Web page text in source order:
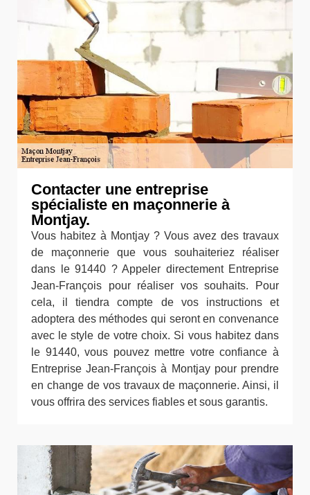
Contacter une entreprise
spécialiste en maçonnerie à
Montjay.
Vous habitez à Montjay ? Vous avez des travaux
de maçonnerie que vous souhaiteriez réaliser
dans le 91440 ? Appeler directement Entreprise
Jean-François pour réaliser vos souhaits. Pour
cela, il tiendra compte de vos instructions et
adoptera des méthodes qui seront en convenance
avec le style de votre choix. Si vous habitez dans
le 91440, vous pouvez mettre votre confiance à
Entreprise Jean-François à Montjay pour prendre
en change de vos travaux de maçonnerie. Ainsi, il
vous offrira des services fiables et sous garantis.